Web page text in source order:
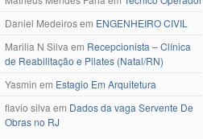
Daniel Medeirosem ENGENHEIRO CIVIL
Marilia N Silva em Recepcionista – Clínica
de Reabilitação e Pilates (Natal/RN)
Yasmin em Estagio Em Arquitetura
flavio silva em Dados da vaga Servente De
Obras no RJ